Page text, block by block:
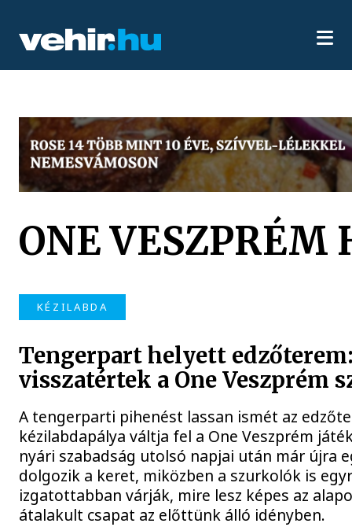
ONE VESZPRÉM
KÉZILABDA
Tengerpart helyett
visszatértek a One Veszprém
A tengerparti pihenést lassan ismét az
kézilabdapálya váltja fel a One Veszprém
nyári szabadság utolsó napjai után már újra
dolgozik a keret, miközben a szurkolók is
izgatottabban várják, mire lesz képes az
átalakult csapat az előttünk álló idényben.